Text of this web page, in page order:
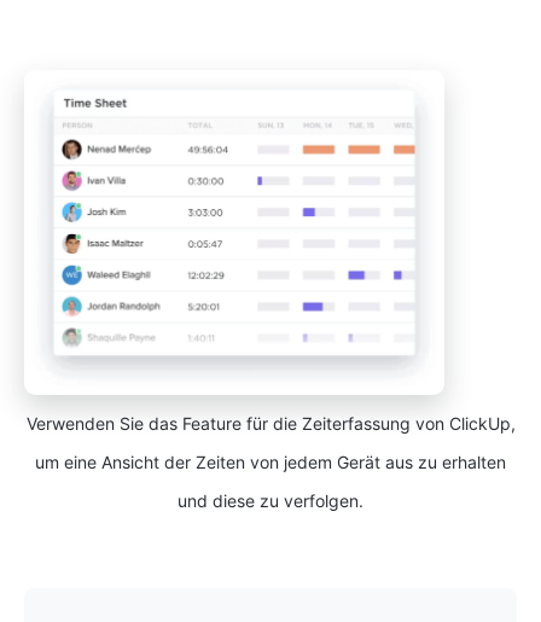
Verwenden Sie das Feature für die Zeiterfassung von ClickUp,
um eine Ansicht der Zeiten von jedem Gerät aus zu erhalten
und diese zu verfolgen.